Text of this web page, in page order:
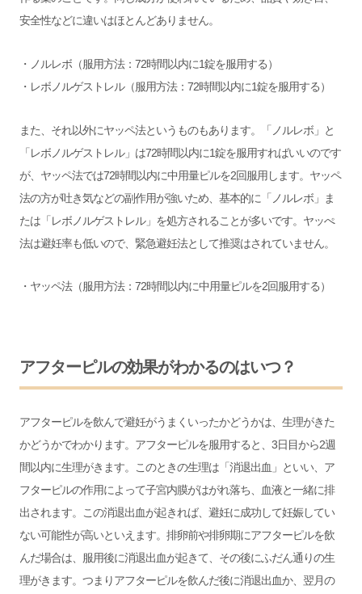
安全性などに違いはほとんどありません。
・ノルレボ（服用方法：72時間以内に1錠を服用する）
・レボノルゲストレル（服用方法：72時間以内に1錠を服用する）
また、それ以外にヤッペ法というものもあります。「ノルレボ」と
「レボノルゲストレル」は72時間以内に1錠を服用すればいいのです
が、ヤッペ法では72時間以内に中用量ピルを2回服用します。ヤッペ
法の方が吐き気などの副作用が強いため、基本的に「ノルレボ」ま
たは「レボノルゲストレル」を処方されることが多いです。ヤッぺ
法は避妊率も低いので、緊急避妊法として推奨はされていません。
・ヤッペ法（服用方法：72時間以内に中用量ピルを2回服用する）
アフターピルの効果がわかるのはいつ？
アフターピルを飲んで避妊がうまくいったかどうかは、生理がきた
かどうかでわかります。アフターピルを服用すると、3日目から2週
間以内に生理がきます。このときの生理は「消退出血」といい、ア
フターピルの作用によって子宮内膜がはがれ落ち、血液と一緒に排
出されます。この消退出血が起きれば、避妊に成功して妊娠してい
ない可能性が高いといえます。排卵前や排卵期にアフターピルを飲
んだ場合は、服用後に消退出血が起きて、その後にふだん通りの生
理がきます。つまりアフターピルを飲んだ後に消退出血か、翌月の